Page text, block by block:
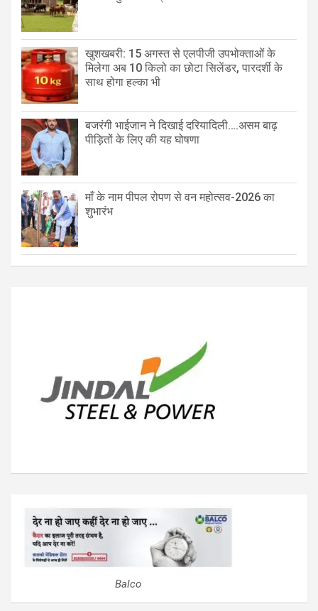
खुशखबरी: 15 अगस्त से एलपीजी उपभोक्ताओं के
मिलेगा अब 10 किलो का छोटा सिलेंडर, पारदर्शी के
साथ होगा हल्का भी
बजरंगी भाईजान ने दिखाई दरियादिली….असम बाढ़
पीड़ितों के लिए की यह घोषणा
माँ के नाम पीपल रोपण से वन महोत्सव-2026 का
शुभारंभ
Balco